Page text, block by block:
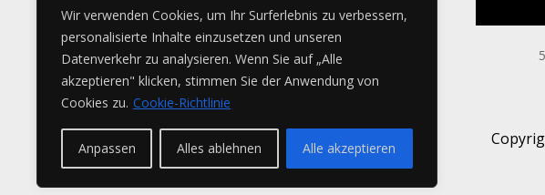
Wir verwenden Cookies, um Ihr Surferlebnis zu verbessern,
personalisierte Inhalte einzusetzen und unseren
Datenverkehr zu analysieren. Wenn Sie auf „Alle
akzeptieren" klicken, stimmen Sie der Anwendung von
Cookies zu. Cookie-Richtlinie
Anpassen Alles ablehnen Alle akzeptieren